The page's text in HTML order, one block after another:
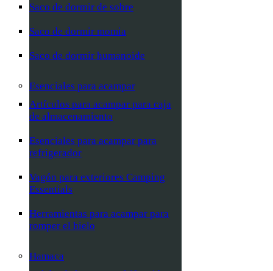
Saco de dormir de sobre
Saco de dormir momia
Saco de dormir humanoide
Esenciales para acampar
Artículos para acampar para caja
de almacenamiento
Esenciales para acampar para
refrigerador
Vagón para exteriores Camping
Essentials
Herramientas para acampar para
romper el hielo
Hamaca